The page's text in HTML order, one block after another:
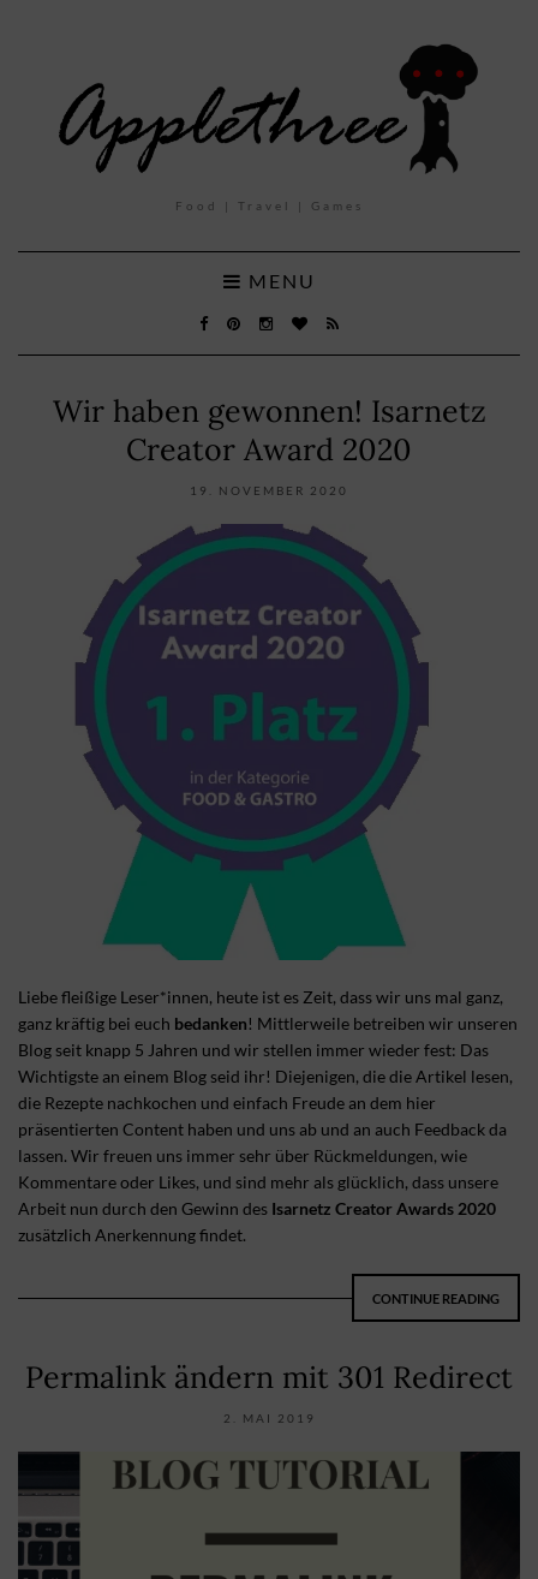
Food | Travel | Games
MENU
Wir haben gewonnen! Isarnetz
Creator Award 2020
19. NOVEMBER 2020
Liebe fleißige Leser*innen, heute ist es Zeit, dass wir uns mal ganz,
ganz kräftig bei euch bedanken! Mittlerweile betreiben wir unseren
Blog seit knapp 5 Jahren und wir stellen immer wieder fest: Das
Wichtigste an einem Blog seid ihr! Diejenigen, die die Artikel lesen,
die Rezepte nachkochen und einfach Freude an dem hier
präsentierten Content haben und uns ab und an auch Feedback da
lassen. Wir freuen uns immer sehr über Rückmeldungen, wie
Kommentare oder Likes, und sind mehr als glücklich, dass unsere
Arbeit nun durch den Gewinn des Isarnetz Creator Awards 2020
zusätzlich Anerkennung findet.
CONTINUE READING
Permalink ändern mit 301 Redirect
2. MAI 2019